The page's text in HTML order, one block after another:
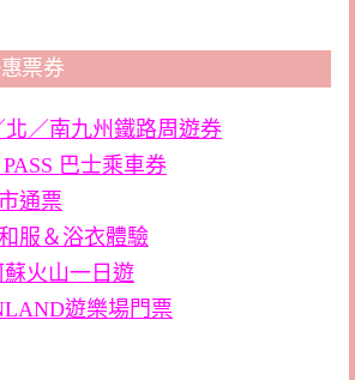
票券
北／南九州鐵路周遊券
巴士乘車券
通票
服＆浴衣體驗
火山一日遊
遊樂場門票